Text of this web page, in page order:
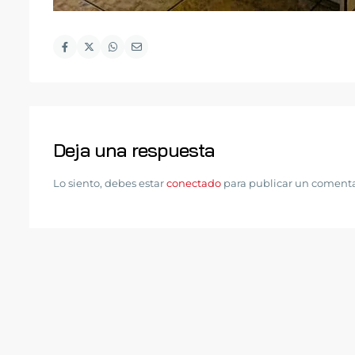
Deja una respuesta
Lo siento, debes estarconectado para publicar un